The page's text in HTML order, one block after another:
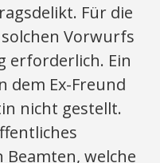
Für die
Vorwurfs
erforderlich. Ein
dem Ex-Freund
nicht gestellt.
Beamten, welche